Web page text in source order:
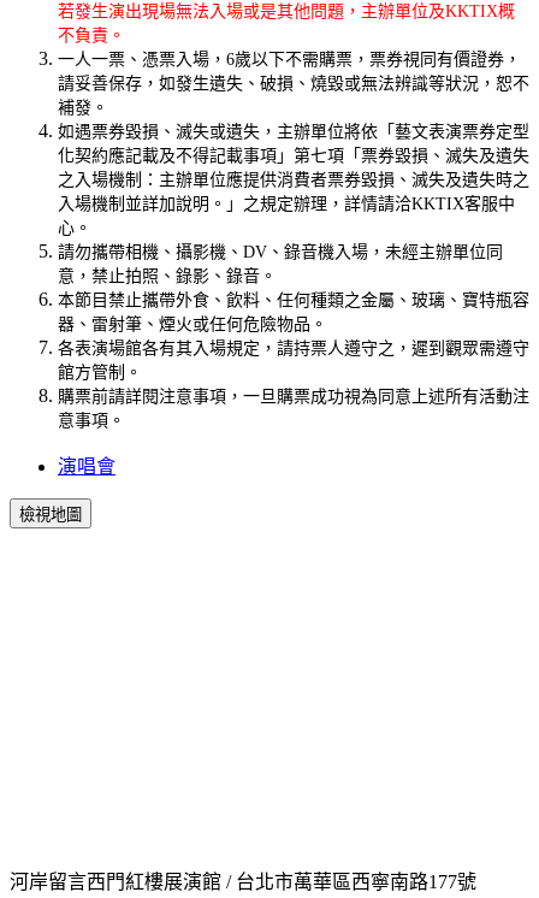
若發生演出現場無法入場或是其他問題，主辦單位及KKTIX概
不負責。
一人一票、憑票入場，6歲以下不需購票，票券視同有價證券，
請妥善保存，如發生遺失、破損、燒毀或無法辨識等狀況，恕不
補發。
如遇票券毀損、滅失或遺失，主辦單位將依「藝文表演票券定型
化契約應記載及不得記載事項」第七項「票券毀損、滅失及遺失
之入場機制：主辦單位應提供消費者票券毀損、滅失及遺失時之
入場機制並詳加說明。」之規定辦理，詳情請洽KKTIX客服中
心。
請勿攜帶相機、攝影機、DV、錄音機入場，未經主辦單位同
意，禁止拍照、錄影、錄音。
本節目禁止攜帶外食、飲料、任何種類之金屬、玻璃、寶特瓶容
器、雷射筆、煙火或任何危險物品。
各表演場館各有其入場規定，請持票人遵守之，遲到觀眾需遵守
館方管制。
購票前請詳閱注意事項，一旦購票成功視為同意上述所有活動注
意事項。
演唱會
檢視地圖
河岸留言西門紅樓展演館 / 台北市萬華區西寧南路177號